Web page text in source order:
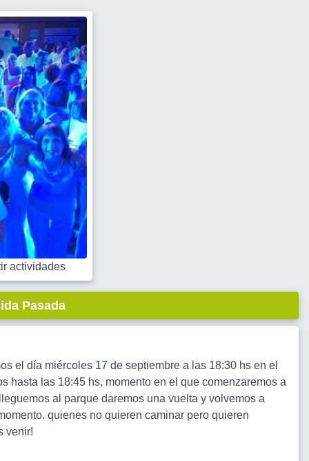
actividades
Pasada
el día miércoles 17 de septiembre a las 18:30 hs en el
hasta las 18:45 hs, momento en el que comenzaremos a
al parque daremos una vuelta y volvemos a
quienes no quieren caminar pero quieren
venir!